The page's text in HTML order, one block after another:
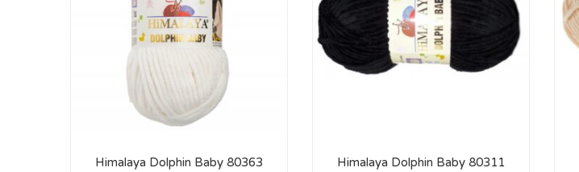
Himalaya Dolphin Baby 80363
Himalaya Dolphin Baby 80311